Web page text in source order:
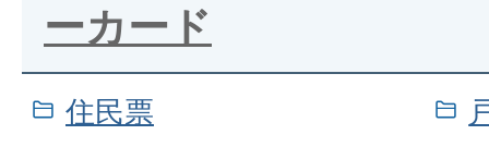
ーカード
住民票